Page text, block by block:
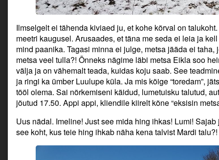
Ilmselgelt ei tähenda kiviaed ju, et kohe kõrval on
meetri kaugusel. Arusaades, et täna me seda ei leia ja
mind paanika. Tagasi minna ei julge, metsa jääda ei
metsa veel tulla?! Õnneks nägime läbi metsa Eikla soo
välja ja on vähemalt teada, kuidas koju saab. See
ja ringi ka ümber Luulupe küla. Ja mis kõige “toredam”,
tööl olema. Sai nõrkemiseni käidud, lumetuisku talutud,
jõutud 17.50. Appi appi, kliendile kiirelt kõne “eksisin
Uus nädal. Imeline! Just see mida hing ihkas! Lumi!
see koht, kus teie hing ihkab näha kena talvist Mardi talu?!